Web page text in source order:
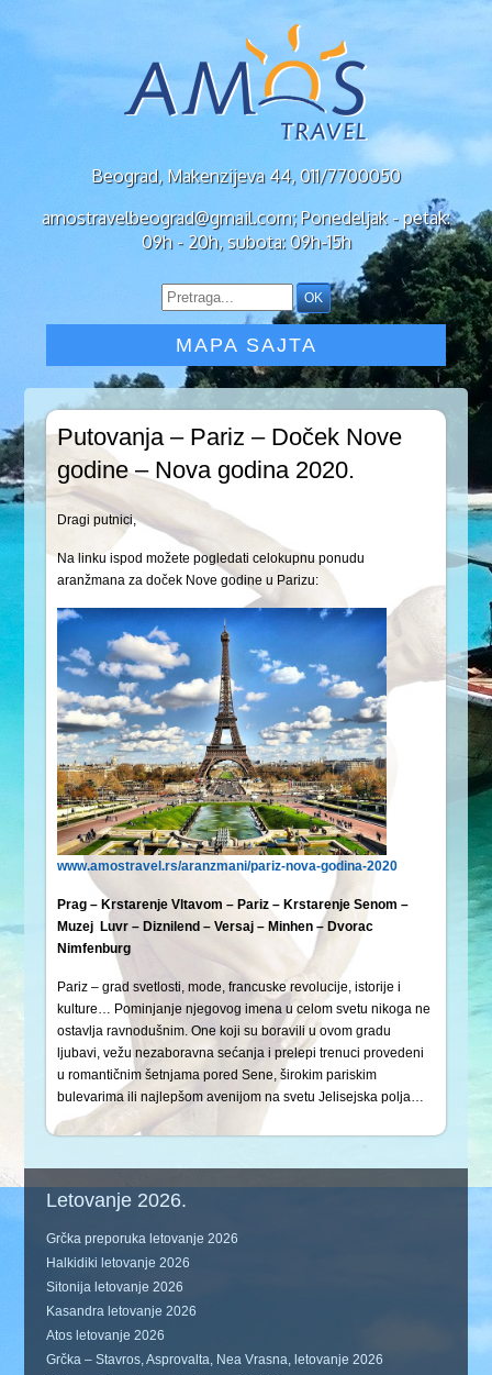
Beograd, Makenzijeva 44, 011/7700050
amostravelbeograd@gmail.com; Ponedeljak - petak:
09h - 20h, subota: 09h-15h
MAPA SAJTA
Putovanja – Pariz – Doček Nove
godine – Nova godina 2020.
Dragi putnici,
Na linku ispod možete pogledati celokupnu ponudu
aranžmana za doček Nove godine u Parizu:
www.amostravel.rs/aranzmani/pariz-nova-godina-2020
Prag – Krstarenje Vltavom – Pariz – Krstarenje Senom –
Muzej Luvr – Diznilend – Versaj – Minhen – Dvorac
Nimfenburg
Pariz – grad svetlosti, mode, francuske revolucije, istorije i
kulture… Pominjanje njegovog imena u celom svetu nikoga ne
ostavlja ravnodušnim. One koji su boravili u ovom gradu
ljubavi, vežu nezaboravna sećanja i prelepi trenuci provedeni
u romantičnim šetnjama pored Sene, širokim pariskim
bulevarima ili najlepšom avenijom na svetu Jelisejska polja…
Letovanje 2026.
Grčka preporuka letovanje 2026
Halkidiki letovanje 2026
Sitonija letovanje 2026
Kasandra letovanje 2026
Atos letovanje 2026
Grčka – Stavros, Asprovalta, Nea Vrasna, letovanje 2026